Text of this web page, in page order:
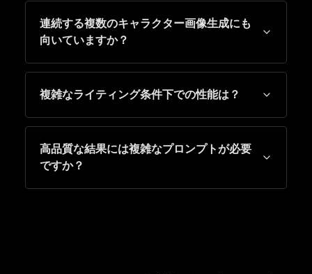
連続する複数のキャラクター画像生成にも
向いていますか？
複雑なライティング条件下での性能は？
高品質な結果には複雑なプロンプトが必要
ですか？